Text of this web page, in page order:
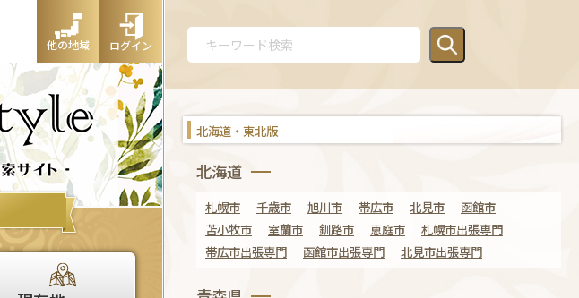
他の地域 ログイン
北海道・東北版
北海道
札幌市 千歳市 旭川市 帯広市 北見市
函館市
苫小牧市
室蘭市 釧路市 恵庭市
札幌市出張専門
帯広市出張専門
函館市出張専門 北見市出張専門